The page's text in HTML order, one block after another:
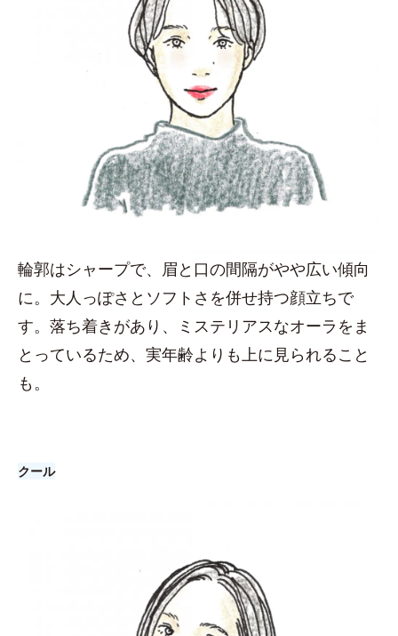
輪郭はシャープで、眉と口の間隔がやや広い傾向
に。大人っぽさとソフトさを併せ持つ顔立ちで
す。落ち着きがあり、ミステリアスなオーラをま
とっているため、実年齢よりも上に見られること
も。
クール